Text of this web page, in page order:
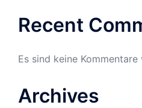
Recent
Es sind keine Kommentare
Archives